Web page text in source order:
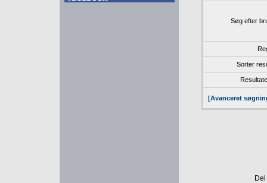
Søg efter
Sorter
[Avanceret